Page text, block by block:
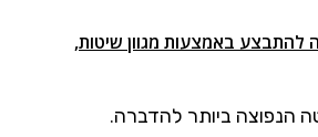
להתבצע באמצעות מגוון שיטות,
הנפוצה ביותר להדברה.